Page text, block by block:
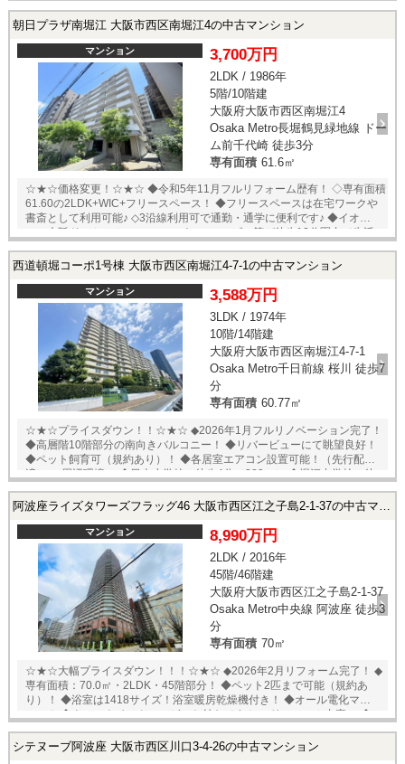
行配管施工 ・ガス給湯器交換 ・家電収納付きカップボード/ミラー付き
設 ・食洗機付きシステムキッチン/浴室乾燥機付きユニットバス/洗面化
粧台/トイレ/カーテンレール/建具 等新調 ・フロアタイル/フローリング/
クロス 貼替 ★即日内覧可能物件！お好きな日時でご内覧可能！★ 当店ま
でお電話いただくか、もしくは24時間対応可能「内覧予約・お問い合わ
せ」フォームよりお問い合わせ下さい！業務に精通したスタッフが丁寧
に対応致します。ご来店が困難な場合は、ご希望場所でのお待ち合わせ
も可能です。 ※当社ではネットで他社様が広告している物件も同時に紹
介・案内可能です。 併せて内覧を希望される際は、物件名を担当者まで
お申し付け下さい。
朝日プラザ南堀江 大阪市西区南堀江4の中古マンション
マンション 3,700万円
2LDK / 1986年
5階/10階建
大阪府大阪市西区南堀江4
Osaka Metro長堀鶴見緑地線 ドー
ム前千代崎 徒歩3分
専有面積 61.6㎡
☆★☆価格変更！☆★☆ ◆令和5年11月フルリフォーム歴有！ ◇専有面積
61.60の2LDK+WIC+フリースペース！ ◆フリースペースは在宅ワークや
書斎として利用可能♪ ◇3沿線利用可で通勤・通学に便利です♪ ◆イオンモ
ール大阪ドームシティー・スーパー・コンビニ等が徒歩10分圏内で生活
システムキッチン（食洗機付き）新調 ・バスルーム（浴室乾燥暖房機付
5.3帖） ・フローリング貼替（LDK・廊下・各洋室）・CF貼替（洗面
所・トイレ） ・クロス全面貼替・建具交換・網戸交換・フリースペース
＆WIC増設 等 ★内覧予約受付中！ご希望の日時をお伝えください！
★ 当店までお電話いただくか、もしくは24時間対応可能「内覧予約・お
問い合わせ」フォームよりお問い合わせ下さい！業務に精通したスタッ
フが丁寧に対応致します。ご来店が困難な場合は、ご希望場所でのお待
ち合わせも可能です。 ※当社ではネットで他社様が広告している物件も
同時に紹介・案内可能です。 併せて内覧を希望される際は、物件名を担
当者までお申し付け下さい。
西道頓堀コーポ1号棟 大阪市西区南堀江4-7-1の中古マンション
マンション 3,588万円
3LDK / 1974年
10階/14階建
大阪府大阪市西区南堀江4-7-1
Osaka Metro千日前線 桜川 徒歩7
分
専有面積 60.77㎡
☆★☆プライスダウン！！☆★☆ ◆2026年1月フルリノベーション完了！
◆高層階10階部分の南向きバルコニー！ ◆リバービューにて眺望良好！
◆ペット飼育可（規約あり）！ ◆各居室エアコン設置可能！（先行配管
済） ≪周辺環境≫ ◆日吉小学校：徒歩4分（280ｍ） ◆堀江中学校：徒
店：徒歩8分 ◆食品館アプロ桜川店：徒歩9分 ◆イオンモール大阪ドーム
トバス・洗面化粧台・トイレ新調 ◎フローリング・クロス・クッション
フロア張替 ◎建具・分電盤・給湯器新調 ◎ハウスクリーニング他 ★即日
内覧可能物件！お好きな日時でご内覧可能！★ 当店までお電話いただく
か、もしくは24時間対応可能「内覧予約・お問い合わせ」フォームより
お問い合わせ下さい！業務に精通したスタッフが丁寧に対応致します。
ご来店が困難な場合は、ご希望場所でのお待ち合わせも可能です。
阿波座ライズタワーズフラッグ46 大阪市西区江之子島2-1-37の中古マンション
マンション 8,990万円
2LDK / 2016年
45階/46階建
大阪府大阪市西区江之子島2-1-37
Osaka Metro中央線 阿波座 徒歩3
分
専有面積 70㎡
☆★☆大幅プライスダウン！！！☆★☆ ◆2026年2月リフォーム完了！ ◆
専有面積：70.0㎡・2LDK・45階部分！ ◆ペット2匹まで可能（規約あ
り）！ ◆浴室は1418サイズ！浴室暖房乾燥機付き！ ◆オール電化マンシ
ョン！ ◆ウォークインクローゼット付きです！ ≪リフォーム内容≫ ◆シ
室クロス張替 ◆全フローリング張替 ◆全建具交換 ◆フロアタイル張替 ◆
シテヌーブ阿波座 大阪市西区川口3-4-26の中古マンション